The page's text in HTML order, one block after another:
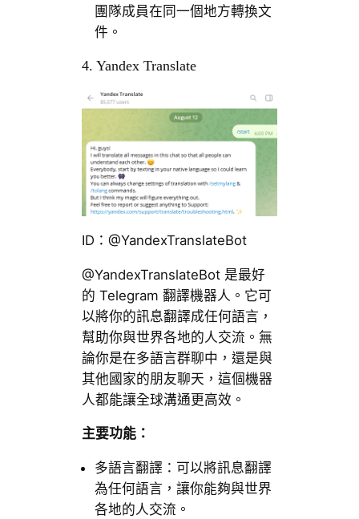
團隊成員在同一個地方轉換文
件。
4. Yandex Translate
ID：@YandexTranslateBot
@YandexTranslateBot 是最好
的 Telegram 翻譯機器人。它可
以將你的訊息翻譯成任何語言，
幫助你與世界各地的人交流。無
論你是在多語言群聊中，還是與
其他國家的朋友聊天，這個機器
人都能讓全球溝通更高效。
主要功能：
多語言翻譯：可以將訊息翻譯
為任何語言，讓你能夠與世界
各地的人交流。